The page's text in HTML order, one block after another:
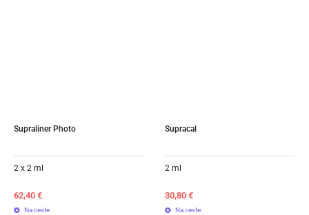
Supraliner Photo
2 x 2 ml
62,40 €
Na ceste
Supracal
2 ml
30,80 €
Na ceste